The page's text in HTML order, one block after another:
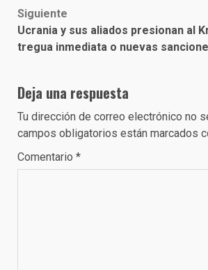
Siguiente
Ucrania y sus aliados presionan al
tregua inmediata o nuevas
Deja una respuesta
Tu dirección de correo electrónico no
campos obligatorios están marcados
Comentario *